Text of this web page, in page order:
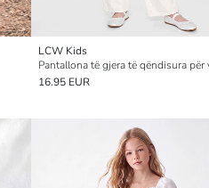
LCW Kids
Pantallona të gjera të qëndisura për
16.95 EUR